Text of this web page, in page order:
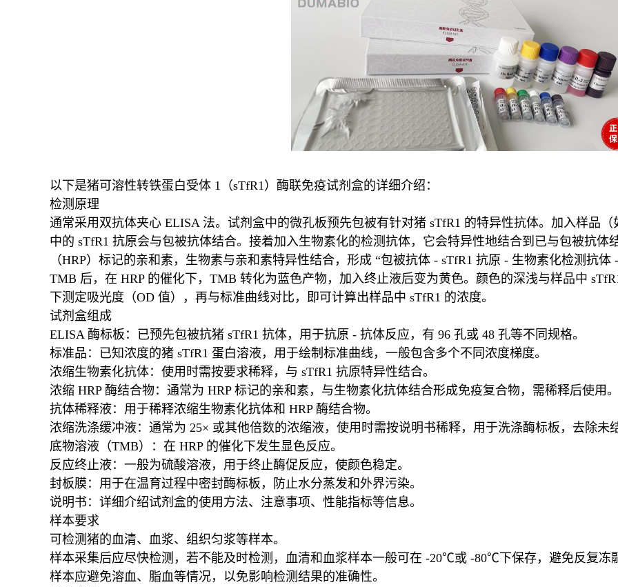
以下是猪可溶性转铁蛋白受体 1（sTfR1）酶联免疫试剂盒的详细介绍：
检测原理
通常采用双抗体夹心 ELISA 法。试剂盒中的微孔板预先包被有针对猪 sTfR1 的特异性抗体。加入样品
中的 sTfR1 抗原会与包被抗体结合。接着加入生物素化的检测抗体，它会特异性地结合到已与包被抗体
（HRP）标记的亲和素，生物素与亲和素特异性结合，形成 “包被抗体 - sTfR1 抗原 - 生物素化检测抗
TMB 后，在 HRP 的催化下，TMB 转化为蓝色产物，加入终止液后变为黄色。颜色的深浅与样品中
下测定吸光度（OD 值），再与标准曲线对比，即可计算出样品中 sTfR1 的浓度。
试剂盒组成
ELISA 酶标板：已预先包被抗猪 sTfR1 抗体，用于抗原 - 抗体反应，有 96 孔或 48 孔等不同规格。
标准品：已知浓度的猪 sTfR1 蛋白溶液，用于绘制标准曲线，一般包含多个不同浓度梯度。
浓缩生物素化抗体：使用时需按要求稀释，与 sTfR1 抗原特异性结合。
浓缩 HRP 酶结合物：通常为 HRP 标记的亲和素，与生物素化抗体结合形成免疫复合物，需稀释后使用
抗体稀释液：用于稀释浓缩生物素化抗体和 HRP 酶结合物。
浓缩洗涤缓冲液：通常为 25× 或其他倍数的浓缩液，使用时需按说明书稀释，用于洗涤酶标板，去除未
底物溶液（TMB）：在 HRP 的催化下发生显色反应。
反应终止液：一般为硫酸溶液，用于终止酶促反应，使颜色稳定。
封板膜：用于在温育过程中密封酶标板，防止水分蒸发和外界污染。
说明书：详细介绍试剂盒的使用方法、注意事项、性能指标等信息。
样本要求
可检测猪的血清、血浆、组织匀浆等样本。
样本采集后应尽快检测，若不能及时检测，血清和血浆样本一般可在 -20℃或 -80℃下保存，避免反复冻
样本应避免溶血、脂血等情况，以免影响检测结果的准确性。